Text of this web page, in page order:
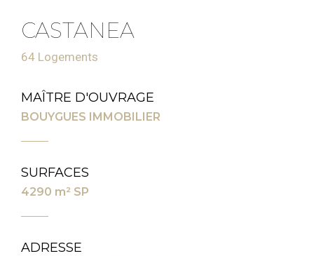
CASTANEA
64 Logements
MAÎTRE D'OUVRAGE
BOUYGUES IMMOBILIER
SURFACES
4290 m² SP
ADRESSE